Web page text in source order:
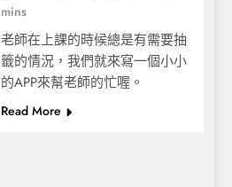
mins
老師在上課的時候總是有需要抽
籤的情況，我們就來寫一個小小
的APP來幫老師的忙喔。
Read More